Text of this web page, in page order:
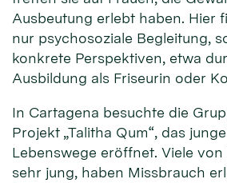
Ausbeutung erlebt haben. Hier
nur psychosoziale Begleitung,
konkrete Perspektiven, etwa
Ausbildung als Friseurin oder
In Cartagena besuchte die
Projekt „Talitha Qum“, das
Lebenswege eröffnet. Viele
sehr jung, haben Missbrauch